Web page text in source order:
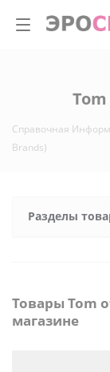
Справочная
Brands)
Разделы
Товары Tom
магазине